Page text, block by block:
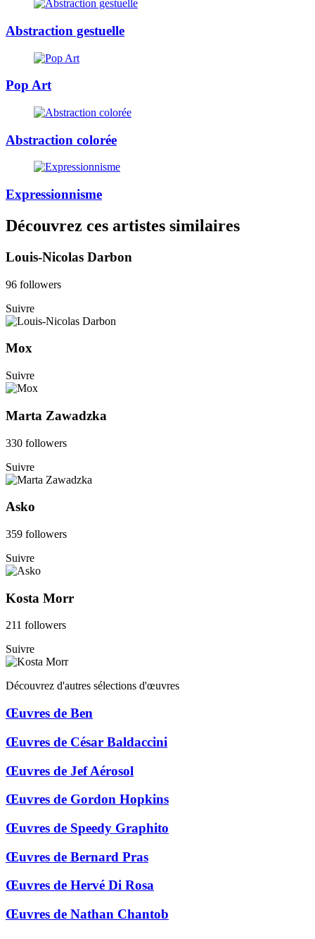
Abstraction gestuelle
Pop Art
Abstraction colorée
Expressionnisme
Découvrez ces artistes similaires
Louis-Nicolas Darbon
96 followers
Suivre
Mox
Suivre
Marta Zawadzka
330 followers
Suivre
Asko
359 followers
Suivre
Kosta Morr
211 followers
Suivre
Découvrez d'autres sélections d'œuvres
Œuvres de Ben
Œuvres de César Baldaccini
Œuvres de Jef Aérosol
Œuvres de Gordon Hopkins
Œuvres de Speedy Graphito
Œuvres de Bernard Pras
Œuvres de Hervé Di Rosa
Œuvres de Nathan Chantob